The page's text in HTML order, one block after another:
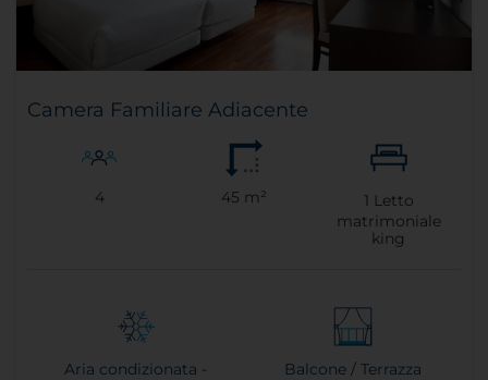
Camera Familiare Adiacente
4 45 m² 1 Letto
matrimoniale
king
Aria condizionata -
Balcone / Terrazza